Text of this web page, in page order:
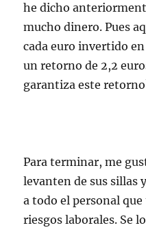
he dicho
mucho dinero. Pues
cada euro invertido
un retorno de 2,2
garantiza este
Para terminar, me
levanten de sus sillas
a todo el personal
riesgos laborales. Se